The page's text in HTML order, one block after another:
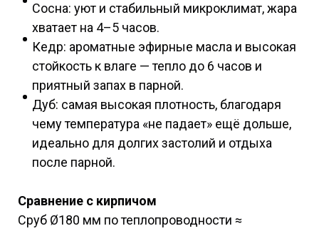
Сосна: уют и стабильный микроклимат, жара
хватает на 4–5 часов.
Кедр: ароматные эфирные масла и высокая
стойкость к влаге — тепло до 6 часов и
приятный запах в парной.
Дуб: самая высокая плотность, благодаря
чему температура «не падает» ещё дольше,
идеально для долгих застолий и отдыха
после парной.
Сравнение с кирпичом
Сруб Ø180 мм по теплопроводности ≈